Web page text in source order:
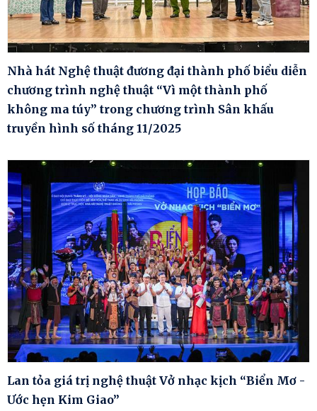
Nhà hát Nghệ thuật đương đại thành phố biểu diễn
chương trình nghệ thuật “Vì một thành phố
không ma túy” trong chương trình Sân khấu
truyền hình số tháng 11/2025
Lan tỏa giá trị nghệ thuật Vở nhạc kịch “Biển Mơ -
Ước hẹn Kim Giao”